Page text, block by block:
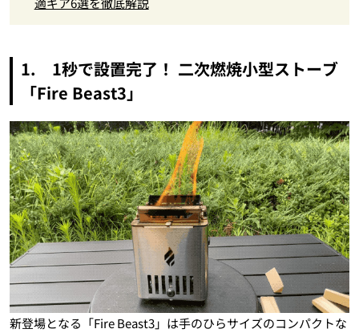
1. 1秒で設置完了！ 二次燃焼小型ストーブ
「Fire Beast3」
新登場となる「Fire Beast3」は手のひらサイズのコンパクトな